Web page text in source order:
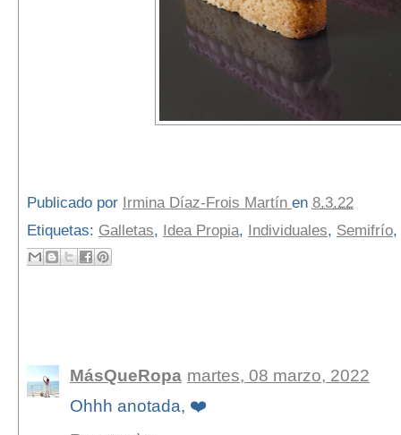
Publicado por Irmina Díaz-Frois Martín en 8.3.22
Etiquetas: Galletas, Idea Propia, Individuales, Semifrío,
MásQueRopa martes, 08 marzo, 2022
Ohhh anotada, ❤️